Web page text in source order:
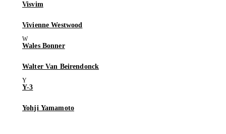
Visvim
Vivienne Westwood
Wales Bonner
Walter Van Beirendonck
Y-3
Yohji Yamamoto